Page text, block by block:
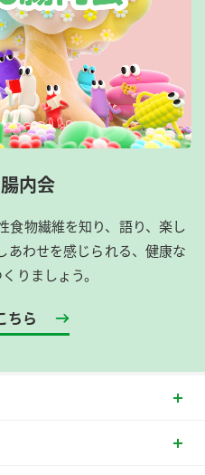
内会
食物繊維を知り、語り、楽し
あわせを感じられる、健康な
りましょう。
ちら